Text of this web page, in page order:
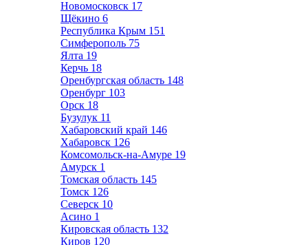
Новомосковск 17
Щёкино 6
Республика Крым 151
Симферополь 75
Ялта 19
Керчь 18
Оренбургская область 148
Оренбург 103
Орск 18
Бузулук 11
Хабаровский край 146
Хабаровск 126
Комсомольск-на-Амуре 19
Амурск 1
Томская область 145
Томск 126
Северск 10
Асино 1
Кировская область 132
Киров 120